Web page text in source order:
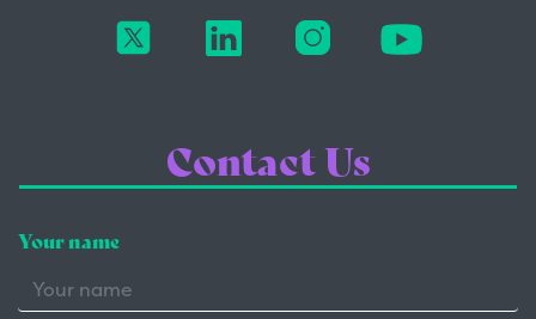
Contact Us
Your name